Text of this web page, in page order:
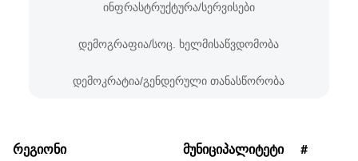
ინფრასტრუქტურა/სერვისები
დემოგრაფია/სოც. ხელმისაწვდომობა
დემოკრატია/გენდერული თანასწორობა
რეგიონი მუნიციპალიტეტი #